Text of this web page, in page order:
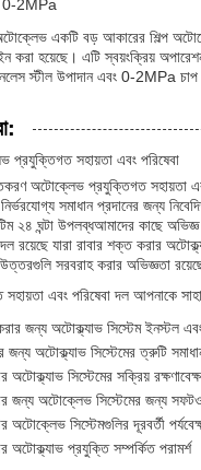
0-2MPa
অটোক্লেভ একটি বড় আকারের শিল্প
করা হয়েছে। এটি স্বয়ংক্রিয়
স্টীল উপাদান এবং 0-2MPa চাপ
প্রযুক্তিগত সহায়তা এবং পরিষেবা
অটোক্লেভ প্রযুক্তিগত সহায়তা
সমাধান প্রদানের জন্য
২৪ ঘন্টা উপলব্ধআমাদের কাছে
দল রয়েছে যারা রাবার শক্ত করার
সরবরাহ করার অভিজ্ঞতা
এবং পরিষেবা দল আপনাকে
জন্য অটোক্ল্যাভ সিস্টেম ইনস্টল
অটোক্ল্যাভ সিস্টেমের ত্রুটি
অটোক্ল্যাভ সিস্টেমের সক্রিয়
জন্য অটোক্লেভ সিস্টেমের জন্য
অটোক্লেভ সিস্টেমগুলির দূরবর্তী
অটোক্ল্যাভ প্রযুক্তি সম্পর্কিত পরামর্শ